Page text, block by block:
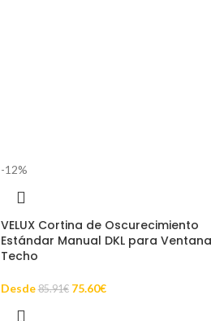
-12%
VELUX Cortina de Oscurecimiento
Estándar Manual DKL para
Techo
Desde 85.91€ 75.60€